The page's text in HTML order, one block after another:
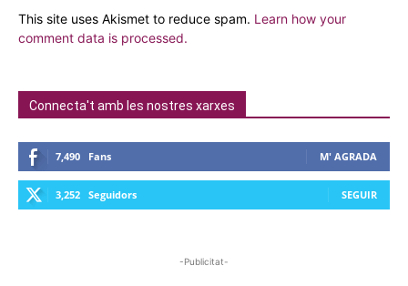
This site uses Akismet to reduce spam. Learn how your
comment data is processed.
Connecta't amb les nostres xarxes
7,490 Fans M' AGRADA
3,252 Seguidors SEGUIR
-Publicitat-